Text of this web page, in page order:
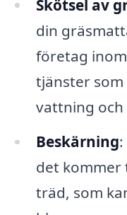
Skötsel av
din
företag
tjänster
vattning
Beskärning
det kommer
träd, som